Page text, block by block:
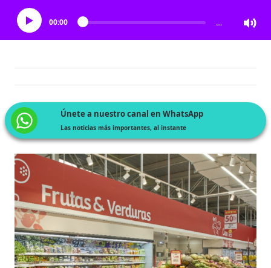
00:00 …
Únete a nuestro canal en WhatsApp
Las noticias más importantes, al instante